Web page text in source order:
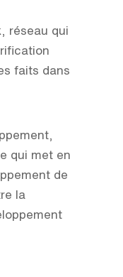
réseau qui
faits dans
qui met en
de
la